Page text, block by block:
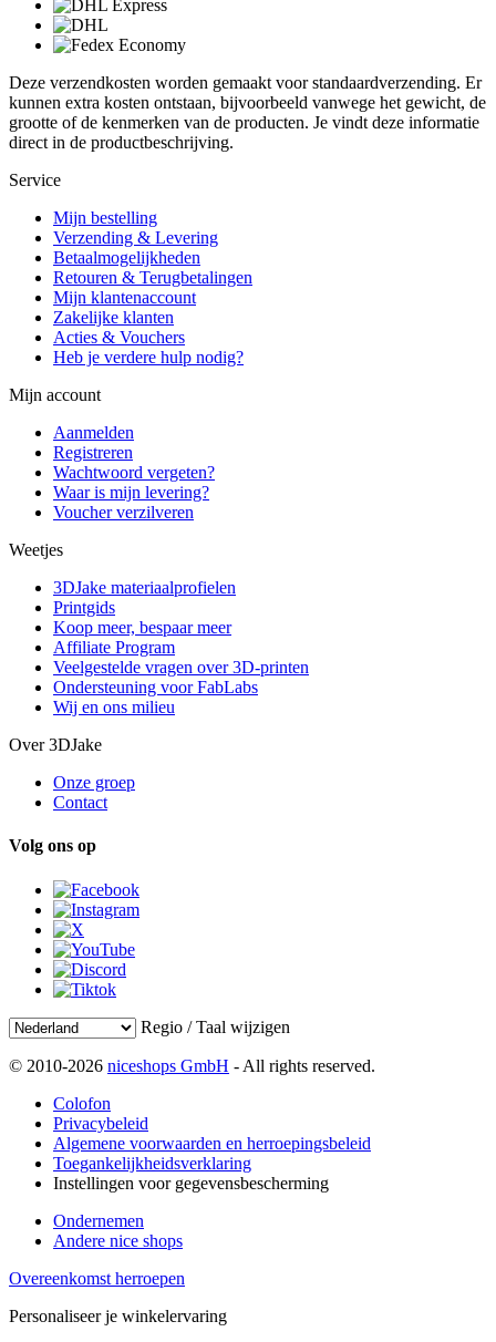
Deze verzendkosten worden gemaakt voor standaardverzending. Er
kunnen extra kosten ontstaan, bijvoorbeeld vanwege het gewicht, de
grootte of de kenmerken van de producten. Je vindt deze informatie
direct in de productbeschrijving.
Service
Mijn bestelling
Verzending & Levering
Betaalmogelijkheden
Retouren & Terugbetalingen
Mijn klantenaccount
Zakelijke klanten
Acties & Vouchers
Heb je verdere hulp nodig?
Mijn account
Aanmelden
Registreren
Wachtwoord vergeten?
Waar is mijn levering?
Voucher verzilveren
Weetjes
3DJake materiaalprofielen
Printgids
Koop meer, bespaar meer
Affiliate Program
Veelgestelde vragen over 3D-printen
Ondersteuning voor FabLabs
Wij en ons milieu
Over 3DJake
Onze groep
Contact
Volg ons op
Regio / Taal wijzigen
© 2010-2026 niceshops GmbH - All rights reserved.
Colofon
Privacybeleid
Algemene voorwaarden en herroepingsbeleid
Toegankelijkheidsverklaring
Instellingen voor gegevensbescherming
Ondernemen
Andere nice shops
Overeenkomst herroepen
Personaliseer je winkelervaring